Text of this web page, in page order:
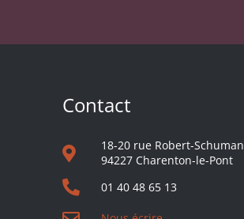
Contact
18-20 rue Robert-Schuman
94227 Charenton-le-Pont
01 40 48 65 13